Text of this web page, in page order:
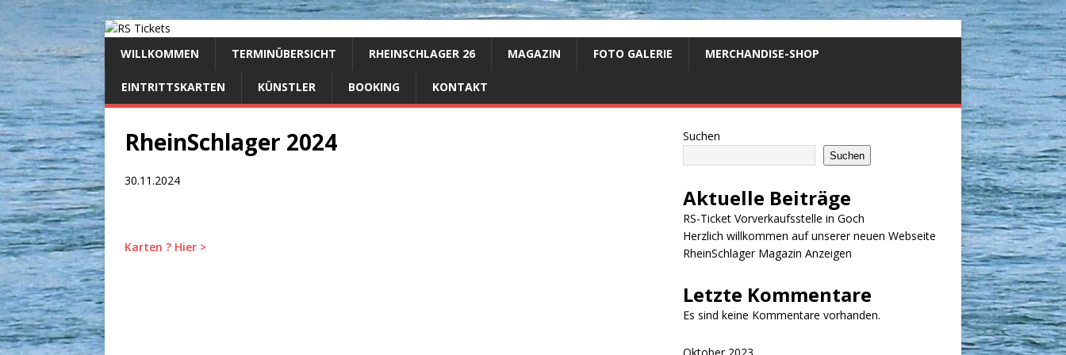
WILLKOMMEN TERMINÜBERSICHT RHEINSCHLAGER 26 MAGAZIN FOTO GALERIE MERCHANDISE-SHOP
EINTRITTSKARTEN KÜNSTLER BOOKING KONTAKT
RheinSchlager 2024
30.11.2024
Karten ? Hier >
Suchen
Suchen
Aktuelle Beiträge
RS-Ticket Vorverkaufsstelle in Goch
Herzlich willkommen auf unserer neuen Webseite
RheinSchlager Magazin Anzeigen
Letzte Kommentare
Es sind keine Kommentare vorhanden.